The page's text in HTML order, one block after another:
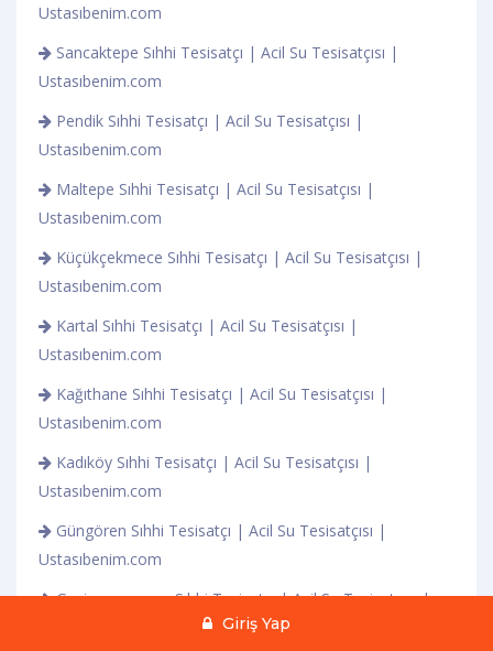
Giriş Yap
Ustasıbenim.com
Sancaktepe Sıhhi Tesisatçı | Acil Su Tesisatçısı |
Ustasıbenim.com
Pendik Sıhhi Tesisatçı | Acil Su Tesisatçısı |
Ustasıbenim.com
Maltepe Sıhhi Tesisatçı | Acil Su Tesisatçısı |
Ustasıbenim.com
Küçükçekmece Sıhhi Tesisatçı | Acil Su Tesisatçısı |
Ustasıbenim.com
Kartal Sıhhi Tesisatçı | Acil Su Tesisatçısı |
Ustasıbenim.com
Kağıthane Sıhhi Tesisatçı | Acil Su Tesisatçısı |
Ustasıbenim.com
Kadıköy Sıhhi Tesisatçı | Acil Su Tesisatçısı |
Ustasıbenim.com
Güngören Sıhhi Tesisatçı | Acil Su Tesisatçısı |
Ustasıbenim.com
Gaziosmanpaşa Sıhhi Tesisatçı | Acil Su Tesisatçısı |